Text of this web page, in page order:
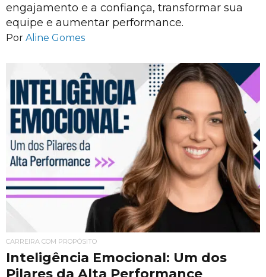
engajamento e a confiança, transformar sua
equipe e aumentar performance.
Por Aline Gomes
CARREIRA COM PROPÓSITO
Inteligência Emocional: Um dos